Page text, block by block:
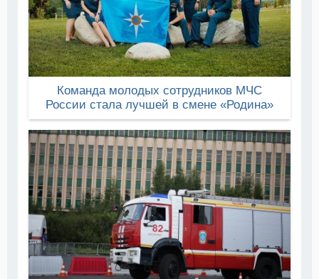
Команда молодых сотрудников МЧС
России стала лучшей в смене «Родина»